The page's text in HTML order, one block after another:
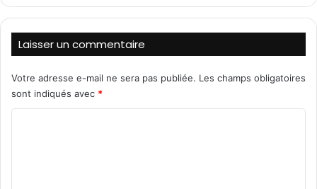
e
L
L
U
M
e
d
i
p
r
e
Laisser un commentaire
Votre adresse e-mail ne sera pas publiée. Les champs obligatoires
sont indiqués avec *